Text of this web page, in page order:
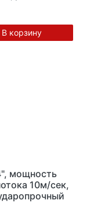
В корзину
мощность
10м/сек,
мм